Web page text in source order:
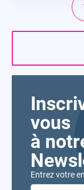
vous
à
Entrez votre